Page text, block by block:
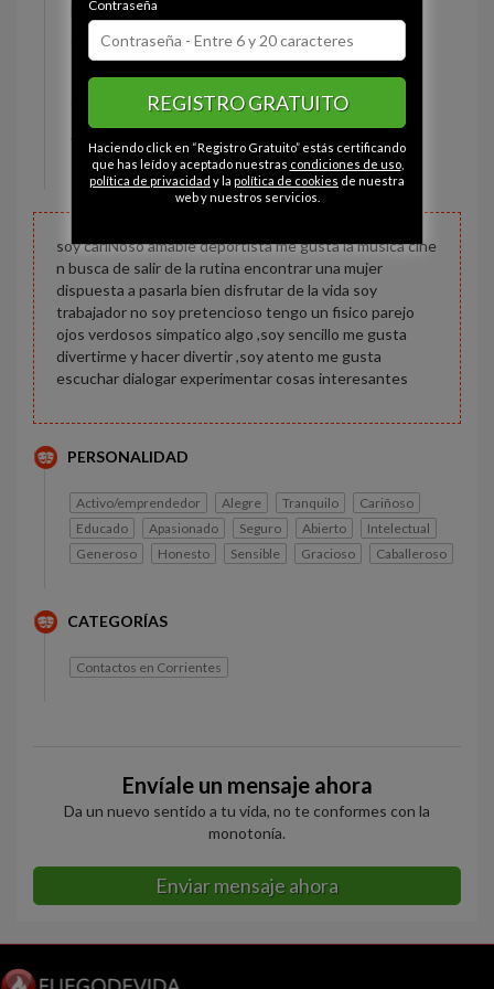
Estado civil:
Ojos: Verde
Constitución: Delgado
Altura: 155 cm
Peso: 62 kg
soy cariÑoso amable deportista me gusta la musica cine
n busca de salir de la rutina encontrar una mujer
dispuesta a pasarla bien disfrutar de la vida soy
trabajador no soy pretencioso tengo un fisico parejo
ojos verdosos simpatico algo ,soy sencillo me gusta
divertirme y hacer divertir ,soy atento me gusta
escuchar dialogar experimentar cosas interesantes
PERSONALIDAD
Activo/emprendedor Alegre Tranquilo
Cariñoso
Educado
Apasionado Seguro Abierto
Intelectual
Generoso
Honesto Sensible Gracioso Caballeroso
CATEGORÍAS
Contactos en Corrientes
Envíale un mensaje ahora
Da un nuevo sentido a tu vida, no te conformes con la
monotonía.
Enviar mensaje ahora
Contraseña
REGISTRO GRATUITO
Haciendo click en “Registro Gratuito” estás certificando
que has leído y aceptado nuestras condiciones de uso,
política de privacidad y la política de cookies de nuestra
web y nuestros servicios.